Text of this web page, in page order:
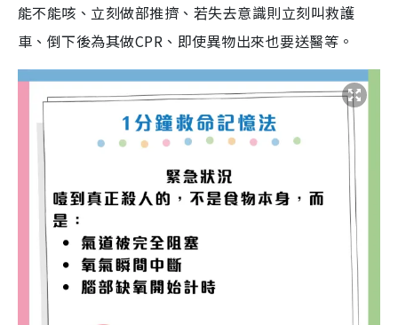
能不能咳、立刻做部推擠、若失去意識則立刻叫救護
車、倒下後為其做CPR、即使異物出來也要送醫等。